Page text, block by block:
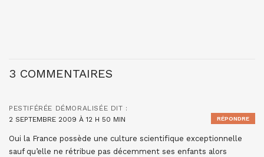
3 COMMENTAIRES
PESTIFÉRÉE DÉMORALISÉE DIT :
2 SEPTEMBRE 2009 À 12 H 50 MIN
Oui la France possède une culture scientifique exceptionnelle
sauf qu’elle ne rétribue pas décemment ses enfants alors
RÉPONDRE